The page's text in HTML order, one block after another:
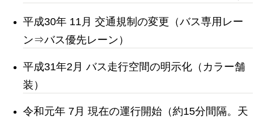
平成30年 11月 交通規制の変更（バス専用レー
ン⇒バス優先レーン）
平成31年2月バス走行空間の明示化（カラー舗
装）
令和元年 7月現在の運行開始（約15分間隔。天